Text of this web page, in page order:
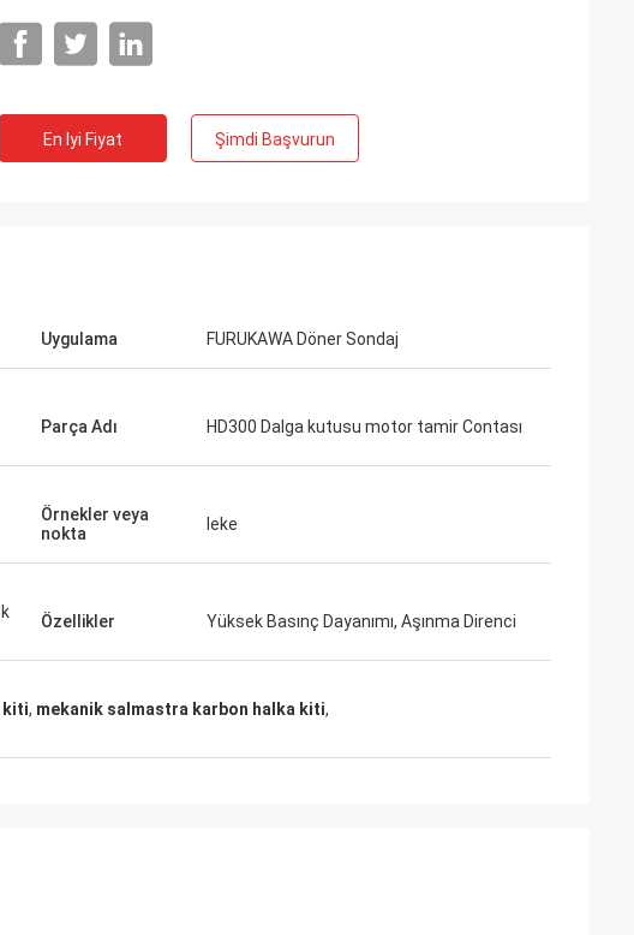
bir coopertion olacak.
En Iyi Fiyat Şimdi Başvurun
Uygulama FURUKAWA Döner Sondaj
Parça Adı HD300 Dalga kutusu motor tamir Contası
Örnekler veya
nokta
leke
Özellikler Yüksek Basınç Dayanımı, Aşınma Direnci
kiti, mekanik salmastra karbon halka kiti,